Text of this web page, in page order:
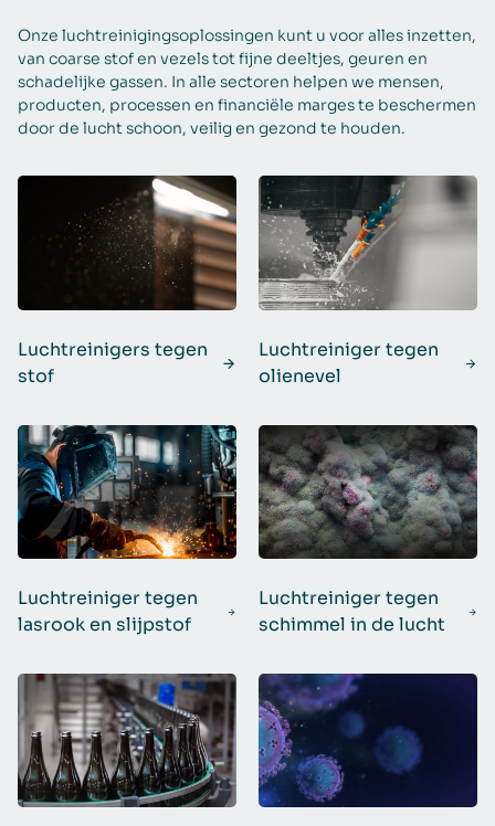
Onze luchtreinigingsoplossingen kunt u voor alles inzetten,
van coarse stof en vezels tot fijne deeltjes, geuren en
schadelijke gassen. In alle sectoren helpen we mensen,
producten, processen en financiële marges te beschermen
door de lucht schoon, veilig en gezond te houden.
Luchtreinigers tegen
stof
Luchtreiniger tegen
olienevel
Luchtreiniger tegen
lasrook en slijpstof
Luchtreiniger tegen
schimmel in de lucht